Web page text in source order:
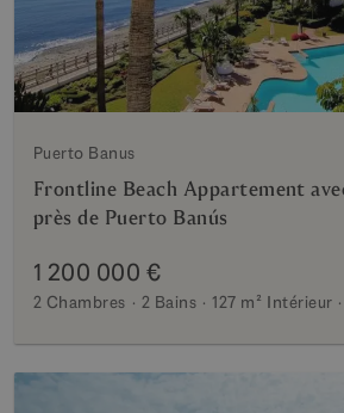
Puerto Banus
Frontline Beach Appartement
près de Puerto Banús
1 200 000 €
2 Chambres 2 Bains 127 m² Intérieur